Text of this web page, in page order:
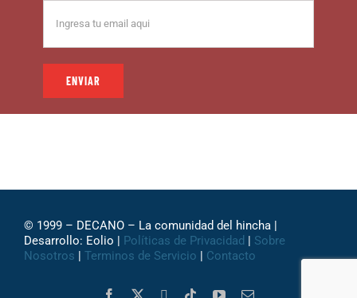
© 1999 – DECANO – La comunidad del hincha |
Desarrollo: Eolio | Políticas de Privacidad | Sobre
Nosotros | Terminos de Servicio | Contacto